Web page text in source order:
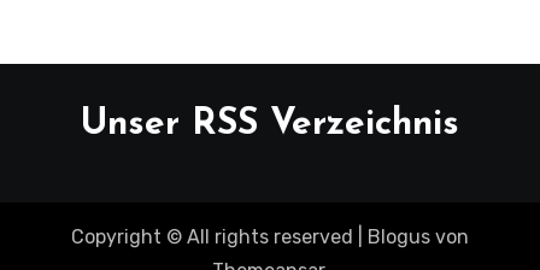
Unser RSS Verzeichnis
Copyright © All rights reserved Blogus von